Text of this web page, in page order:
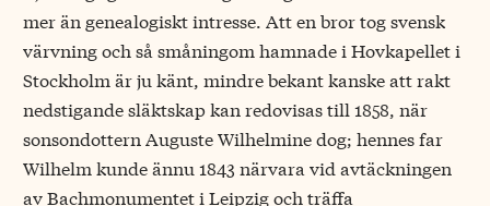
mer än genealogiskt intresse. Att en bror tog svensk
värvning och så småningom hamnade i Hovkapellet i
Stockholm är ju känt, mindre bekant kanske att rakt
nedstigande släktskap kan redovisas till 1858, när
sonsondottern Auguste Wilhelmine dog; hennes far
Wilhelm kunde ännu 1843 närvara vid avtäckningen
av Bachmonumentet i Leipzig och träffa